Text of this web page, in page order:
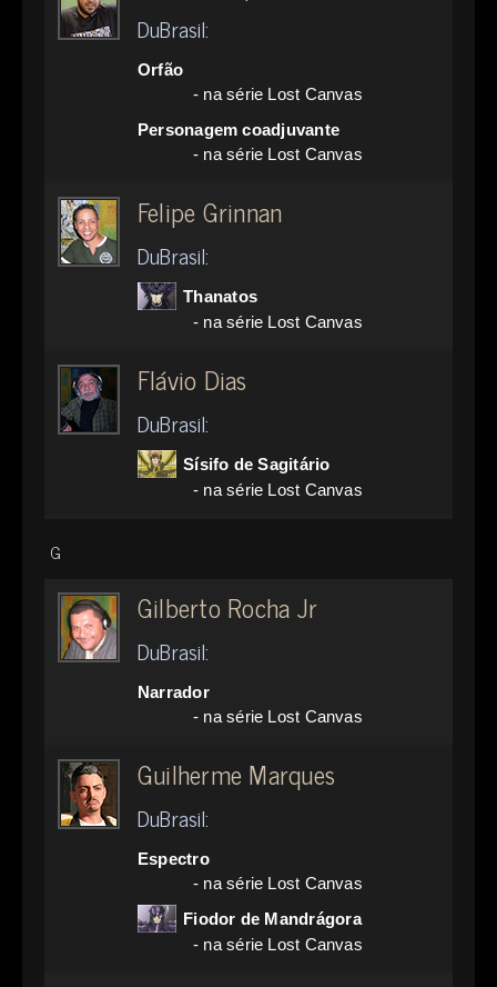
DuBrasil:
Orfão
- na série Lost Canvas
Personagem coadjuvante
- na série Lost Canvas
Felipe Grinnan
DuBrasil:
Thanatos
- na série Lost Canvas
Flávio Dias
DuBrasil:
Sísifo de Sagitário
- na série Lost Canvas
G
Gilberto Rocha Jr
DuBrasil:
Narrador
- na série Lost Canvas
Guilherme Marques
DuBrasil:
Espectro
- na série Lost Canvas
Fiodor de Mandrágora
- na série Lost Canvas